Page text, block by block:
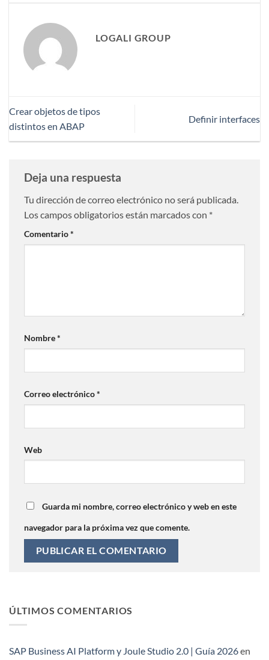
LOGALI GROUP
Crear objetos de tipos
distintos en ABAP
Definir interfaces
Deja una respuesta
Tu dirección de correo electrónico no será publicada.
Los campos obligatorios están marcados con *
Comentario*
Nombre*
Correo electrónico*
Web
Guarda mi nombre, correo electrónico y web en este
navegador para la próxima vez que comente.
ÚLTIMOS COMENTARIOS
SAP Business AI Platform y Joule Studio 2.0 | Guía 2026en